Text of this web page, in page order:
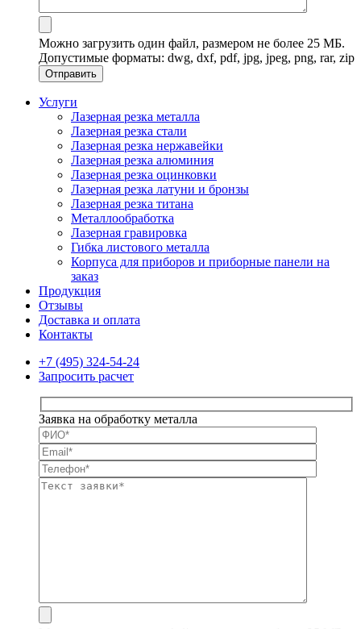
Можно загрузить один файл, размером не более 25 МБ.
Допустимые форматы: dwg, dxf, pdf, jpg, jpeg, png, rar, zip
Услуги
Лазерная резка металла
Лазерная резка стали
Лазерная резка нержавейки
Лазерная резка алюминия
Лазерная резка оцинковки
Лазерная резка латуни и бронзы
Лазерная резка титана
Металлообработка
Лазерная гравировка
Гибка листового металла
Корпуса для приборов и приборные панели на
заказ
Продукция
Отзывы
Доставка и оплата
Контакты
+7 (495) 324-54-24
Запросить расчет
Заявка на обработку металла